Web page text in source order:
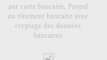
par carte bancaire, Paypal
ou virement bancaire avec
cryptage des données
bancaires